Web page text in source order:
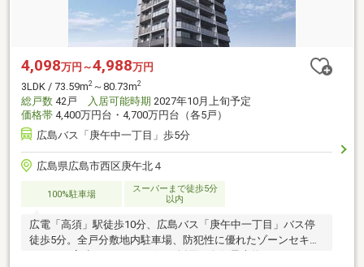
4,098万円～4,988万円
3LDK / 73.59m2 ～80.73m2
総戸数 42戸 入居可能時期 2027年10月上旬予定
価格帯 4,400万円台・4,700万円台（各5戸）
広島バス「庚午中一丁目」歩5分
広島県広島市西区庚午北４
100%駐車場
スーパーまで徒歩5分
以内
広電「高須」駅徒歩10分、広島バス「庚午中一丁目」バス停
徒歩5分。全戸分敷地内駐車場、防犯性に優れたゾーンセキュ